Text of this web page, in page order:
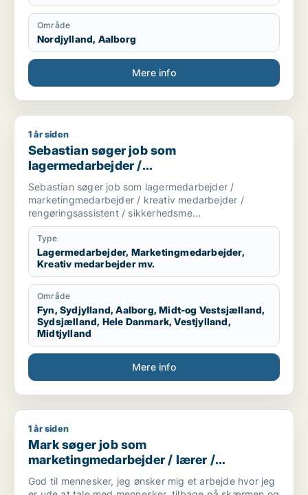
Område
Nordjylland, Aalborg
Mere info
Sebastian søger job som lagermedarbejder /
1 år siden
Sebastian søger job som
lagermedarbejder /
marketingmedarbejder / kreativ
medarbejder / rengøringsassistent /
sikkerhedsmedarbejder
Sebastian søger job som lagermedarbejder /
marketingmedarbejder / kreativ medarbejder /
rengøringsassistent / sikkerhedsme...
Type
Lagermedarbejder, Marketingmedarbejder,
Kreativ medarbejder mv.
Område
Fyn, Sydjylland, Aalborg, Midt-og Vestsjælland,
Sydsjælland, Hele Danmark, Vestjylland,
Midtjylland
Mere info
Mark søger job som marketingmedarbejder / lærer /
1 år siden
Mark søger job som
marketingmedarbejder / lærer /
administrativ medarbejder /
kontorassistent / hr-medarbejder
God til mennesker, jeg ønsker mig et arbejde hvor jeg